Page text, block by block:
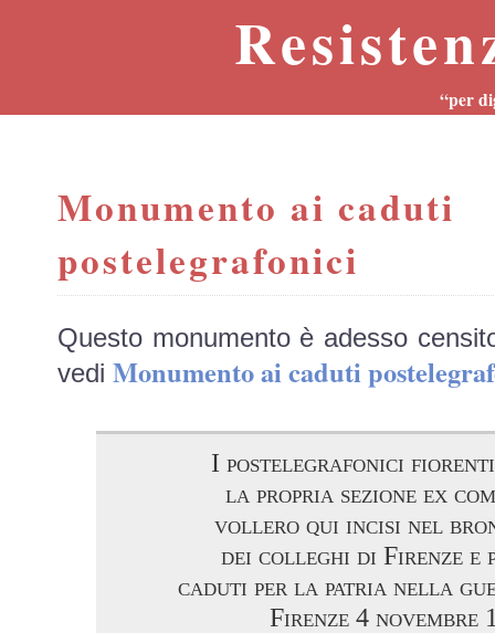
“per
Monumento ai caduti
postelegrafonici
Questo monumento è adesso
vedi Monumento ai caduti
I postelegrafonici
la propria sezione ex
vollero qui incisi nel
dei colleghi di Firenze e
caduti per la patria nella
Firenze 4 novembre